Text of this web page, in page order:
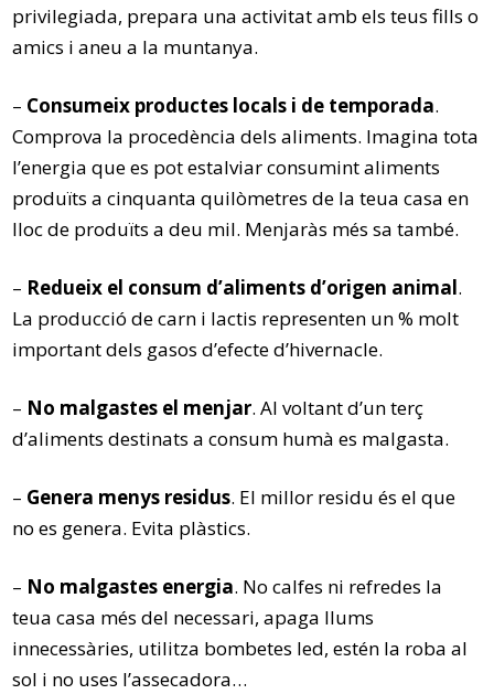
privilegiada, prepara una activitat amb els teus fills o
amics i aneu a la muntanya.
– Consumeix productes locals i de temporada.
Comprova la procedència dels aliments. Imagina tota
l’energia que es pot estalviar consumint aliments
produïts a cinquanta quilòmetres de la teua casa en
lloc de produïts a deu mil. Menjaràs més sa també.
– Redueix el consum d’aliments d’origen animal.
La producció de carn i lactis representen un % molt
important dels gasos d’efecte d’hivernacle.
– No malgastes el menjar. Al voltant d’un terç
d’aliments destinats a consum humà es malgasta.
– Genera menys residus. El millor residu és el que
no es genera. Evita plàstics.
– No malgastes energia. No calfes ni refredes la
teua casa més del necessari, apaga llums
innecessàries, utilitza bombetes led, estén la roba al
sol i no uses l’assecadora…